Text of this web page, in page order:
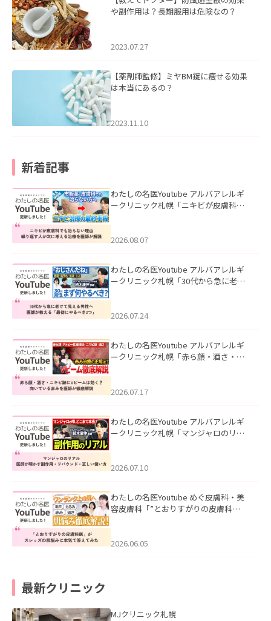
や副作用は？長期服用は危険なの？
2023.07.27
【薬剤師監修】ミヤBM錠に痩せる効果
は本当にあるの？
2023.11.10
新着記事
わたしの名医Youtube アルバアレルギ
ークリニック札幌「ニキビが皮膚科で
ました。
2026.08.07
わたしの名医Youtube アルバアレルギ
ークリニック札幌「30代から急に老け
た。
2026.07.24
わたしの名医Youtube アルバアレルギ
ークリニック札幌「赤ら顔・酒さ・ニ
した。
2026.07.17
わたしの名医Youtube アルバアレルギ
ークリニック札幌「マンジャロのリア
た。
2026.07.10
わたしの名医Youtube めぐ皮膚科・美
容皮膚科「”とおりすがりの皮膚科
2026.06.05
最新クリニック
MJクリニック札幌